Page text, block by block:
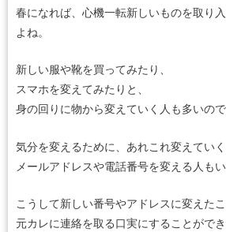
春になれば、心機一転新しいものを取り
よね。
新しい服や靴を買ってみたり、
スマホを変えてみたりと、
身の回りに物から変えていく人も多いの
気分を変えるために、あれこれ変えていく
メールアドレスや電話番号を変える人も
こうして新しい番号やアドレスに変えたこ
元カレに連絡を取る口実にすることができ